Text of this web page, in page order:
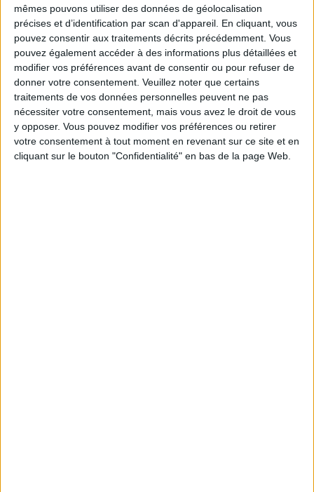
mêmes pouvons utiliser des données de géolocalisation
précises et d’identification par scan d'appareil. En cliquant, vous
pouvez consentir aux traitements décrits précédemment. Vous
pouvez également accéder à des informations plus détaillées et
modifier vos préférences avant de consentir ou pour refuser de
donner votre consentement. Veuillez noter que certains
traitements de vos données personnelles peuvent ne pas
nécessiter votre consentement, mais vous avez le droit de vous
y opposer. Vous pouvez modifier vos préférences ou retirer
votre consentement à tout moment en revenant sur ce site et en
cliquant sur le bouton "Confidentialité" en bas de la page Web.
Peut-on remplacer la viande par des féculents ?
Consultation diététique du 05/08/2026